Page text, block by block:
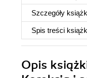
Szczegóły
Spis treści
Opis